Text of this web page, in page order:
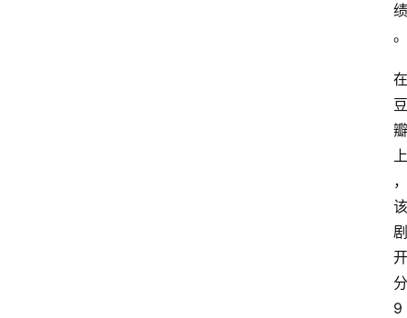
绩
。
在
豆
瓣
上
，
该
剧
开
分
9